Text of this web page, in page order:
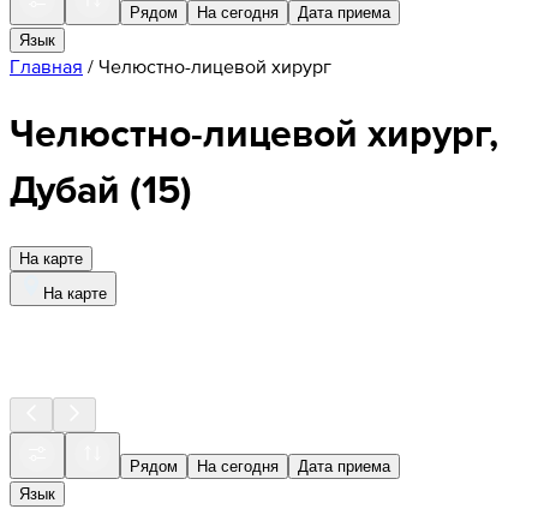
Рядом На сегодня
Дата приема
Язык
Главная / Челюстно-лицевой хирург
Челюстно-лицевой хирург,
Дубай (15)
На карте
На карте
Рядом На сегодня
Дата приема
Язык